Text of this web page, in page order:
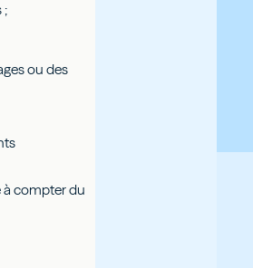
;
ou des
à compter du